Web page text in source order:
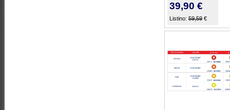
39,90 €
Listino: 59,59 €